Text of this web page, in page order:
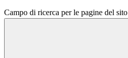
Campo di ricerca per le pagine del sito